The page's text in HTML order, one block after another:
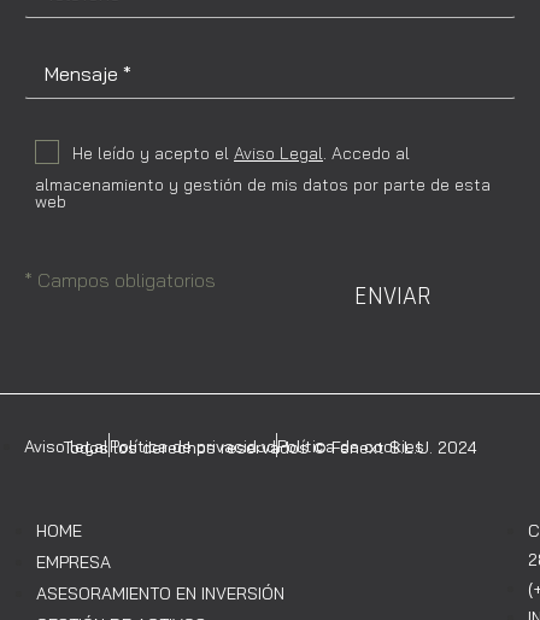
He leído y acepto el Aviso Legal. Accedo al
almacenamiento y gestión de mis datos por parte de esta
web
* Campos obligatorios ENVIAR
Aviso legalPolítica de privacidadPolítica de cookies
Todos los derechos reservados © Fenext S.L.U. 2024
HOME
EMPRESA
ASESORAMIENTO EN INVERSIÓN